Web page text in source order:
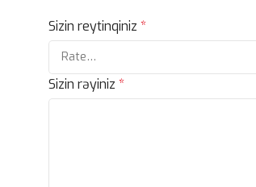
Sizin reytinqiniz *
Sizin rəyiniz *